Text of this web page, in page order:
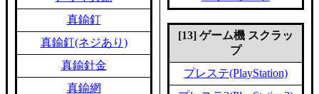
真鍮釘
真鍮釘(ネジあり)
真鍮針金
真鍮網
[13] ゲーム機 スクラッ
プ
プレステ(PlayStation)